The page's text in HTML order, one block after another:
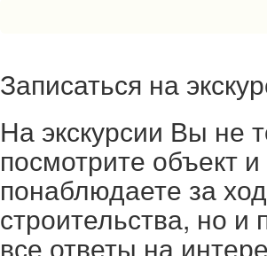
Записаться на
На экскурсии Вы не
посмотрите объект и
понаблюдаете за
строительства, но и
все ответы на